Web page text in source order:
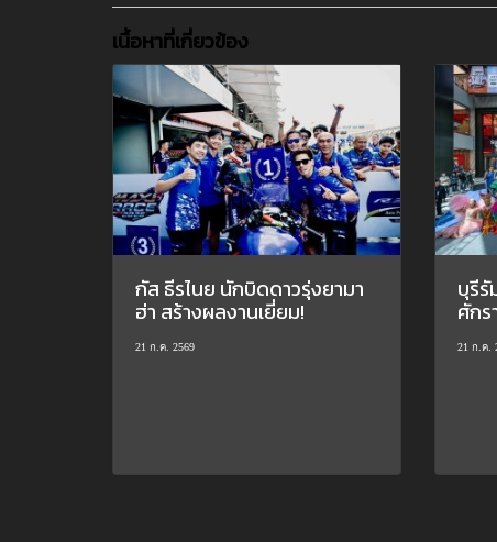
เนื้อหาที่เกี่ยวข้อง
กัส ธีรไนย นักบิดดาวรุ่งยามา
ฮ่า สร้างผลงานเยี่ยม!
21 ก.ค. 2569
บุรีรั
ศักร
21 ก.ค.